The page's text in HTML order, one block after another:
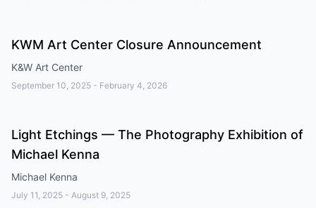
KWM Art Center Closure Announcement
K&W Art Center
September 10, 2025 - February 4, 2026
Light Etchings — The Photography Exhibition of
Michael Kenna
Michael Kenna
July 11, 2025 - August 9, 2025